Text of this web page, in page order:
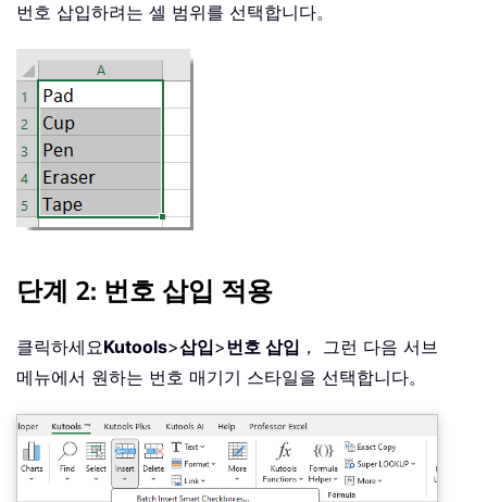
번호 삽입하려는 셀 범위를 선택합니다。
단계 2: 번호 삽입 적용
클릭하세요Kutools>삽입>번호 삽입 ， 그런 다음 서브
메뉴에서 원하는 번호 매기기 스타일을 선택합니다。